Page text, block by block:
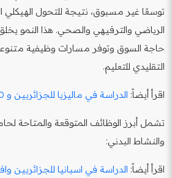
توسعًا غير مسبوق، نتيجة للتحول الهيكلي
الرياضي والترفيهي والصحي. هذا النمو
حاجة السوق وتوفر مسارات وظيفية
التقليدي للتعليم.
اقرأ أيضاً: الدراسة في ماليزيا للجزائريين و 10 اسباب لاختيار ماليزيا
تشمل أبرز الوظائف المتوقعة والمتاحة
والنشاط البدني:
اقرأ أيضاً: الدراسة في اسبانيا للجزائريين وافضل 10